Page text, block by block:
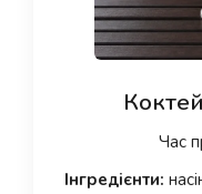
Час
Інгредієнти: